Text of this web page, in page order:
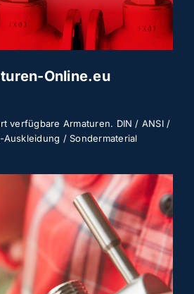
Online.eu
verfügbare Armaturen. DIN / ANSI /
Auskleidung / Sondermaterial